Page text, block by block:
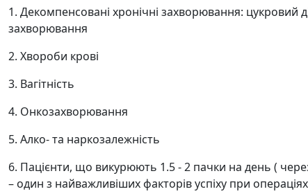
1. Декомпенсовані хронічні захворювання: цукровий
захворювання
2. Хвороби крові
3. Вагітність
4. Онкозахворювання
5. Алко- та наркозалежність
6. Пацієнти, що викурюють 1.5 - 2 пачки на день (
– один з найважливіших факторів успіху при